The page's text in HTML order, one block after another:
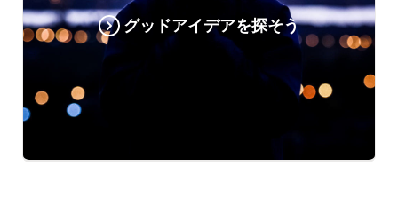
グッドアイデアを探そう